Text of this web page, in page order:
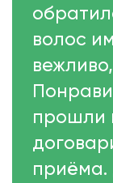
волос
прошли
приёма.